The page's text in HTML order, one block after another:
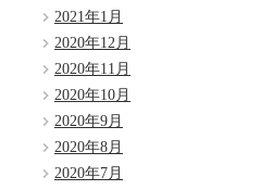
2021年1月
2020年12月
2020年11月
2020年10月
2020年9月
2020年8月
2020年7月